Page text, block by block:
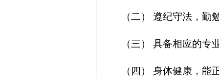
（二） 遵纪守法，勤
（三） 具备相应的专
（四） 身体健康，能